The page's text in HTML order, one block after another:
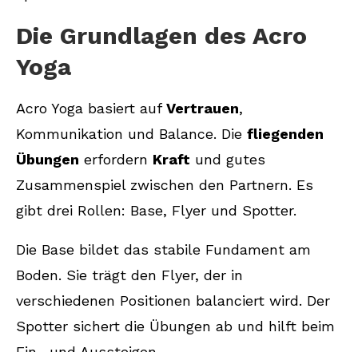
Die Grundlagen des Acro
Yoga
Acro Yoga basiert aufVertrauen,
Kommunikation und Balance. Die fliegenden
Übungen erfordern Kraft und gutes
Zusammenspiel zwischen den Partnern. Es
gibt drei Rollen: Base, Flyer und Spotter.
Die Base bildet das stabile Fundament am
Boden. Sie trägt den Flyer, der in
verschiedenen Positionen balanciert wird. Der
Spotter sichert die Übungen ab und hilft beim